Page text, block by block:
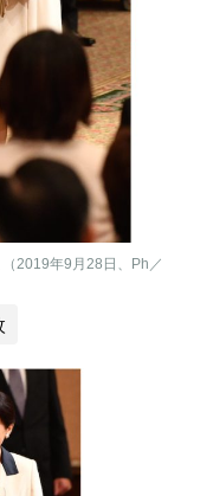
2019年9月28日、Ph／